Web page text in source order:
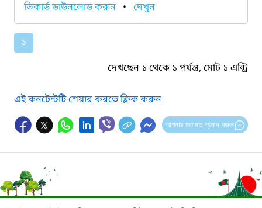
ভিকার্ড ডাউনলোড করুন • দেখুন
১
দেখছেন ১ থেকে ১ পর্যন্ত, মোট ১ এন্ট্রি
এই কনটেন্টটি শেয়ার করতে ক্লিক করুন
আপনার মতামত প্রদান করুন